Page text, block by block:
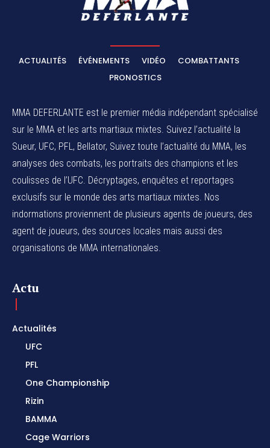
ACTUALITÉS ÉVÉNEMENTS VIDÉO
COMBATTANTS
PRONOSTICS
MMA DEFERLANTE est le premier média indépendant spécialisé
sur le MMA et les arts martiaux mixtes. Suivez l’actualité la
Sueur, UFC, PFL, Bellator, Suivez toute l’actualité du MMA, les
analyses des combats, les portraits des champions et les
coulisses de l’UFC. Décryptages, enquêtes et reportages
exclusifs sur le monde des arts martiaux mixtes. Nos
indormations proviennent de plusieurs agents de joueurs, des
agent de joueurs, des sources locales mais aussi des
organisations de MMA internationales.
Actu
Actualités
UFC
PFL
One Championship
Rizin
BAMMA
Cage Warriors